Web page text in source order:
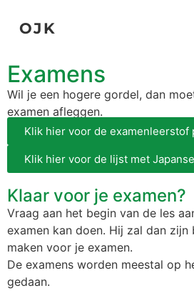
OJK
Examens
Wil je een hogere gordel, dan
examen afleggen.
Klik hier voor de examenleerstof
Klik hier voor de lijst met
Klaar voor je examen?
Vraag aan het begin van de les
examen kan doen. Hij zal dan
maken voor je examen.
De examens worden meestal op
gedaan.